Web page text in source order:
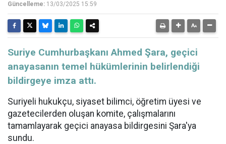
Güncelleme: 13/03/2025 15:59
Suriye Cumhurbaşkanı Ahmed Şara, geçici
anayasanın temel hükümlerinin belirlendiği
bildirgeye imza attı.
Suriyeli hukukçu, siyaset bilimci, öğretim üyesi ve
gazetecilerden oluşan komite, çalışmalarını
tamamlayarak geçici anayasa bildirgesini Şara'ya
sundu.